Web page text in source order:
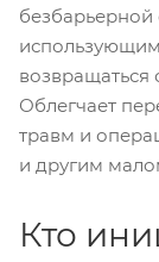
Облегчает
травм и
и другим
Кто